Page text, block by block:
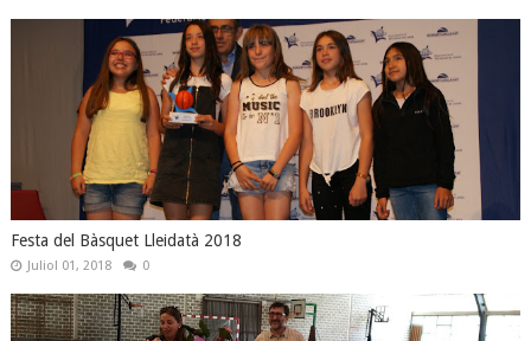
Festa del Bàsquet Lleidatà 2018
Juliol 01, 2018 0